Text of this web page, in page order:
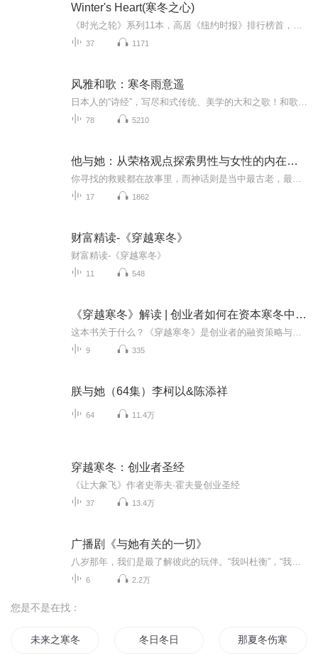
Winter's Heart(寒冬之心)
37 1171
风雅和歌：寒冬雨意遥
78 5210
他与她：从荣格观点探索男性与女性的内在旅程
17 1862
财富精读-《穿越寒冬》
财富精读-《穿越寒冬》
11 548
《穿越寒冬》解读 | 创业者如何在资本寒冬中生存？
9 335
朕与她（64集）李柯以&陈添祥
64 11.4万
穿越寒冬：创业者圣经
《让大象飞》作者史蒂夫·霍夫曼创业圣经
37 13.4万
广播剧《与她有关的一切》
6 2.2万
您是不是在找：
未来之寒冬 冬日冬日 那夏冬伤寒